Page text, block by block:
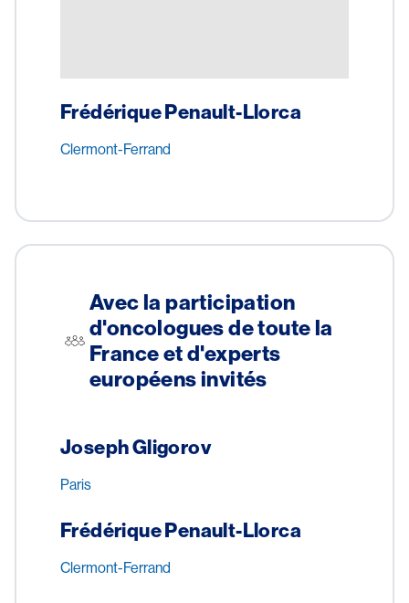
Frédérique Penault-Llorca
Clermont-Ferrand
Avec la participation
d'oncologues de toute la
France et d'experts
européens invités
Joseph Gligorov
Paris
Frédérique Penault-Llorca
Clermont-Ferrand